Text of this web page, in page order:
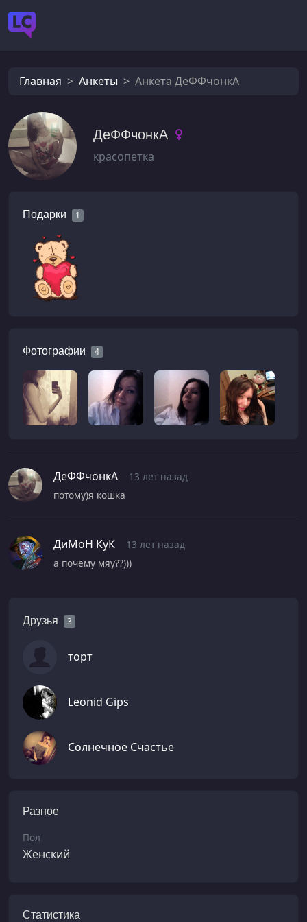
Главная Анкеты Анкета ДеФФчонкА
ДеФФчонкА
красопетка
Подарки 1
Фотографии 4
ДеФФчонкА
13 лет назад
потому)я кошка
ДиМоН КуК
13 лет назад
а почему мяу??)))
Друзья 3
торт
Leonid Gips
Солнечное Счастье
Разное
Пол
Женский
Статистика